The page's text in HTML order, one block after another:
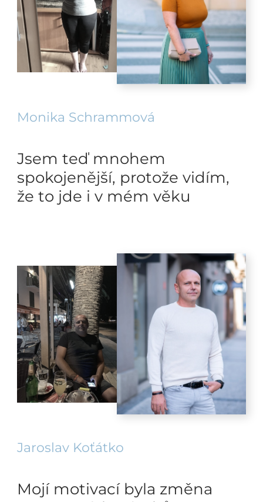
Monika Schrammová
Jsem teď mnohem
spokojenější, protože vidím,
že to jde i v mém věku
Jaroslav Koťátko
Mojí motivací byla změna